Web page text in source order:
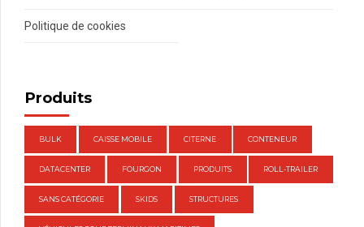
Politique de cookies
Produits
BULK CAISSE MOBILE CITERNE CONTENEUR
DATACENTER FOURGON PRODUITS ROLL-TRAILER
SANS CATÉGORIE SKIDS STRUCTURES